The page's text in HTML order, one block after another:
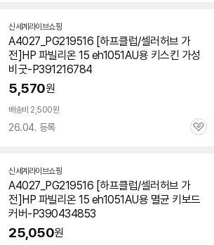
신세계라이브쇼핑
A4027_PG219516 [하프클럽/셀러허브 가
전]HP 파빌리온 15 eh1051AU용 키스킨 가성
비굿-P391216784
5,570원
배송비 2,500원
26.04. 등록
관
신세계라이브쇼핑
A4027_PG219516 [하프클럽/셀러허브 가
전]HP 파빌리온 15 eh1051AU용 멸균 키보드
커버-P390434853
25,050원